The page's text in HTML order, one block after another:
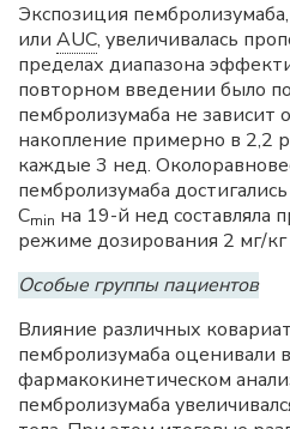
Экспозиция
или AUC, увеличивалась
пределах диапазона
повторном введении было
пембролизумаба не зависит
накопление примерно в 2,2
каждые 3 нед.
пембролизумаба
Сmin на 19-й нед составляла
режиме дозирования 2 мг/
Особые группы пациентов
Влияние различных
пембролизумаба оценивали
фармакокинетическом
пембролизумаба